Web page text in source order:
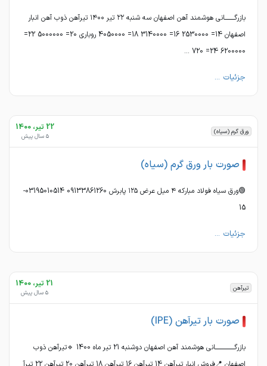
بازرگــــــــانی هوشمند آهن اصفهان سه شنبه ٢٢ تیر ١۴٠٠ تیرآهن ذوب آهن انبار
اصفهان 14= 2530000 16= 3140000 18= 4050000 روباری 20= 5000000 22=
6200000 24= 720 ...
جزئیات ...
ورق گرم (سیاه) 22 تیر، 1400
5 سال پیش
صورت بار ورق گرم (سیاه)
🟢ورق سیاه فولاد مبارکه ۴ میل عرض ١٢۵ پابرش 09133861260 03195010514-
15
جزئیات ...
تیرآهن 21 تیر، 1400
5 سال پیش
صورت بار تیرآهن (IPE)
بازرگــــــــــــــــانی هوشمند آهن اصفهان دوشنبه 21 تیر ماه 1400 🔹تیرآهن ذوب